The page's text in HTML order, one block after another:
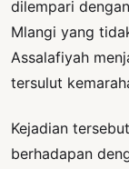
dilempari
Mlangi yang
Assalafiyah
tersulut
Kejadian
berhadapan